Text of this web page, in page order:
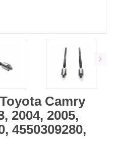
Camry
2004, 2005,
4550309280,